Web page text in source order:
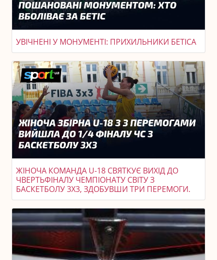
УВІЧНЕНІ У МОНУМЕНТІ: ПРИХИЛЬНИКИ БЕТІСА
ЖІНОЧА КОМАНДА U-18 СВЯТКУЄ ВИХІД ДО
ЧВЕРТЬФІНАЛУ ЧЕМПІОНАТУ СВІТУ З
БАСКЕТБОЛУ 3X3, ЗДОБУВШИ ТРИ ПЕРЕМОГИ.